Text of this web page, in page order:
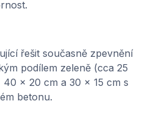
KÁMEN / eko
Kč / m2
+
řešit současně zpevnění
podílem zeleně (cca 25
x 20 cm a 30 x 15 cm s
betonu.